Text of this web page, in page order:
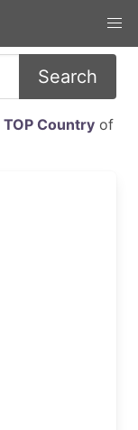
Search
TOP Countryof